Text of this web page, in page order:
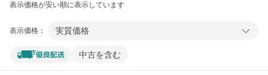
表示価格が安い順に表示しています
表示価格： 実質価格
中古を含む